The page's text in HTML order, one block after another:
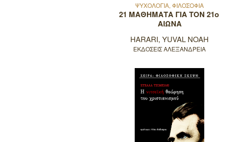
ΨΥΧΟΛΟΓΙΑ, ΦΙΛΟΣΟΦΙΑ
21 ΜΑΘΗΜΑΤΑ ΓΙΑ ΤΟΝ 21ο
ΑΙΩΝΑ
HARARI, YUVAL NOAH
ΕΚΔΟΣΕΙΣ ΑΛΕΞΑΝΔΡΕΙΑ